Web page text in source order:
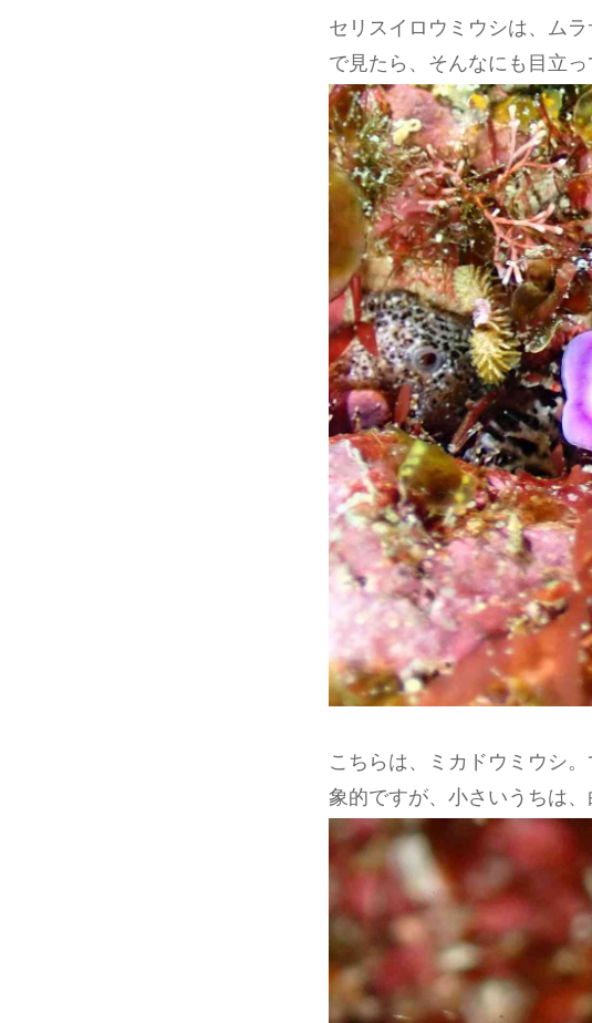
セリスイロウミウシは、ム
で見たら、そんなにも目立
こちらは、ミカドウミウシ
象的ですが、小さいうちは